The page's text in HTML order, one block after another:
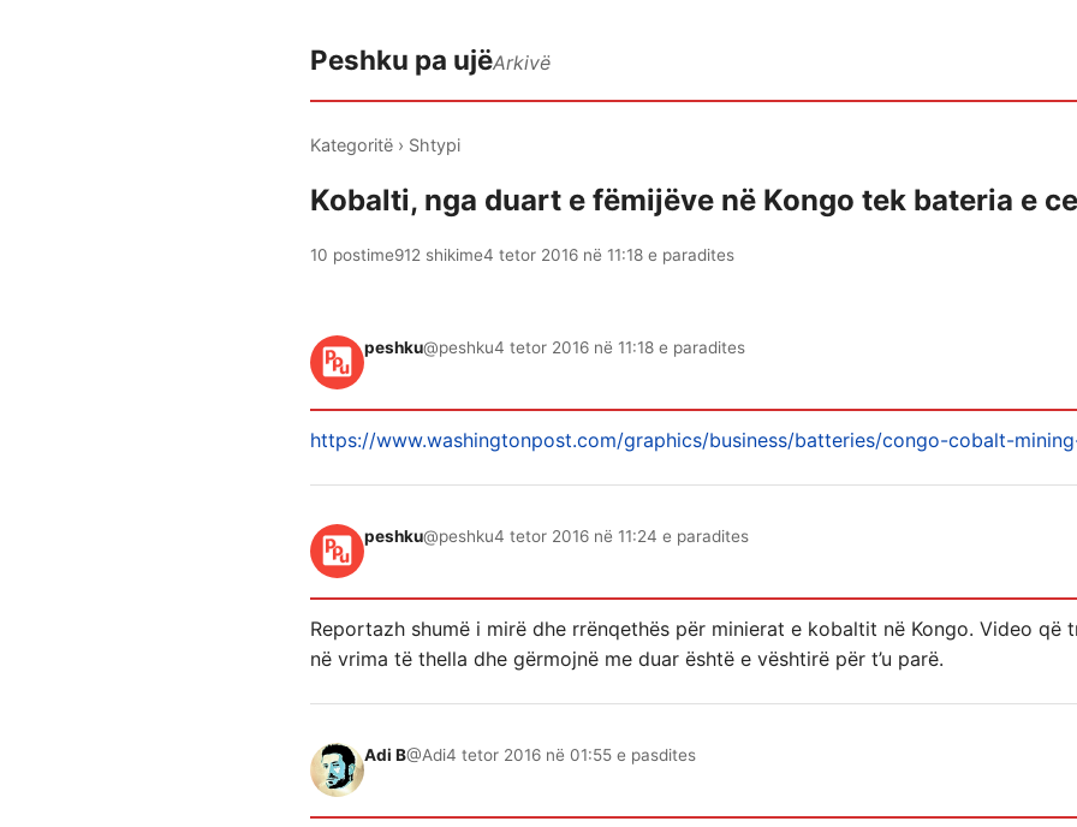
Peshku pa ujëArkivë
Kategoritë › Shtypi
Kobalti, nga duart e fëmijëve në Kongo tek bateria e
10 postime912 shikime4 tetor 2016 në 11:18 e paradites
peshku@peshku4 tetor 2016 në 11:18 e paradites
https://www.washingtonpost.com/graphics/business/batteries/congo-cobalt-
peshku@peshku4 tetor 2016 në 11:24 e paradites
Reportazh shumë i mirë dhe rrënqethës për minierat e kobaltit në Kongo. Video që
në vrima të thella dhe gërmojnë me duar është e vështirë për t’u parë.
Adi B@Adi4 tetor 2016 në 01:55 e pasdites